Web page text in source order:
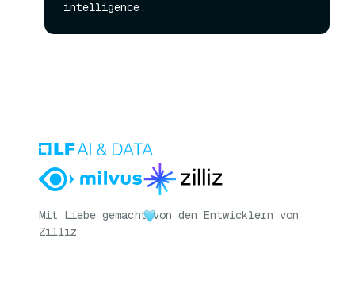
Mit Liebe gemacht von den Entwicklern von
Zilliz